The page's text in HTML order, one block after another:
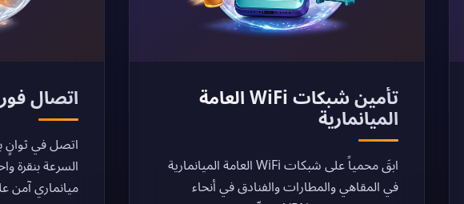
تأمين شبكات WiFi العامة
الميانمارية
ابقَ محمياً على شبكات WiFi العامة الميانمارية
في المقاهي والمطارات والفنادق في أنحاء
اتصال
ميانماري آمن